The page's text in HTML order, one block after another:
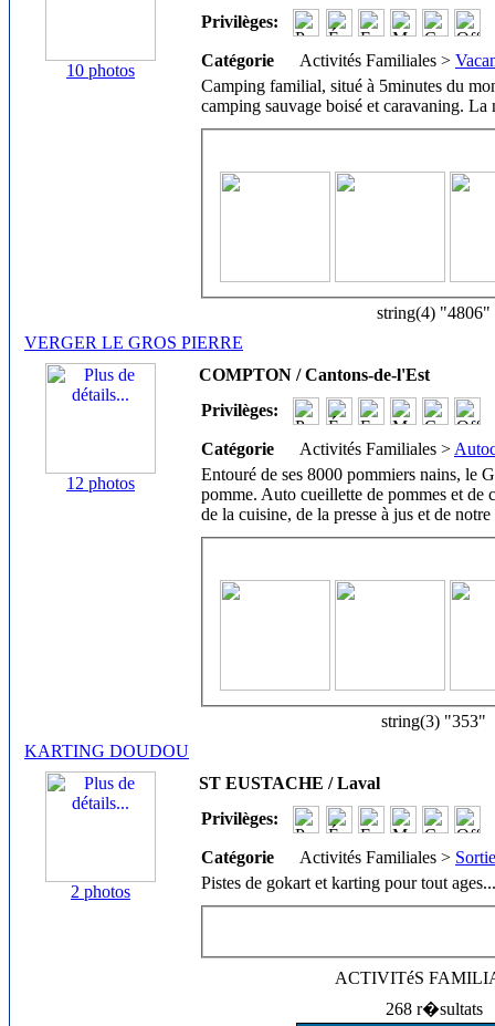
10 photos
Privilèges:
Catégorie Activités Familiales >
Camping familial, situé à 5minutes du
camping sauvage boisé et caravaning. La
string(4) "4806"
VERGER LE GROS PIERRE
12 photos
COMPTON / Cantons-de-l'Est
Privilèges:
Catégorie Activités Familiales >
Entouré de ses 8000 pommiers nains, le
pomme. Auto cueillette de pommes et de
de la cuisine, de la presse à jus et de
string(3) "353"
KARTING DOUDOU
2 photos
ST EUSTACHE / Laval
Privilèges:
Catégorie Activités Familiales >
Pistes de gokart et karting pour tout ages.
ACTIVITéS
268 r�sultats